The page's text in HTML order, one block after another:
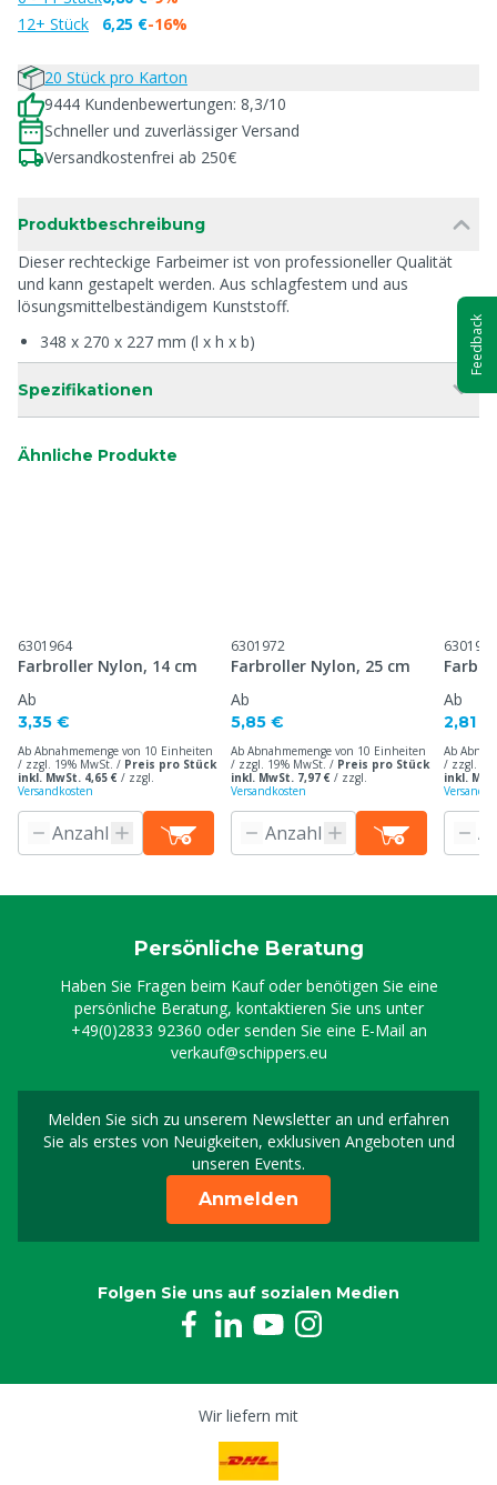
12+ Stück
6,25 €-16%
20 Stück pro Karton
9444 Kundenbewertungen: 8,3/10
Schneller und zuverlässiger Versand
Versandkostenfrei ab 250€
Produktbeschreibung
Dieser rechteckige Farbeimer ist von professioneller Qualität
und kann gestapelt werden. Aus schlagfestem und aus
lösungsmittelbeständigem Kunststoff.
348 x 270 x 227 mm (l x h x b)
Spezifikationen
Ähnliche Produkte
6301964
Farbroller Nylon, 14 cm
Ab
3,35 €
Ab Abnahmemenge von 10 Einheiten
/ zzgl. 19% MwSt. / Preis pro Stück
inkl. MwSt. 4,65 € / zzgl.
Versandkosten
6301972
Farbroller Nylon, 25 cm
Ab
5,85 €
Ab Abnahmemenge von 10 Einheiten
/ zzgl. 19% MwSt. / Preis pro Stück
inkl. MwSt. 7,97 € / zzgl.
Versandkosten
6301981
Ab
2,81 €
Ab
/ zzgl.
inkl.
Persönliche Beratung
Haben Sie Fragen beim Kauf oder benötigen Sie eine
persönliche Beratung, kontaktieren Sie uns unter
+49(0)2833 92360 oder senden Sie eine E-Mail an
verkauf@schippers.eu
Melden Sie sich zu unserem Newsletter an und erfahren
Sie als erstes von Neuigkeiten, exklusiven Angeboten und
unseren Events.
Melden Sie sich für
Anmelden
Folgen Sie uns auf sozialen Medien
Wir liefern mit
Feedback